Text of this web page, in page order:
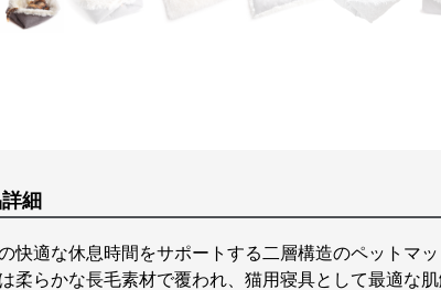
細
快適な休息時間をサポートする二層構造のペットマッ
柔らかな長毛素材で覆われ、猫用寝具として最適な肌